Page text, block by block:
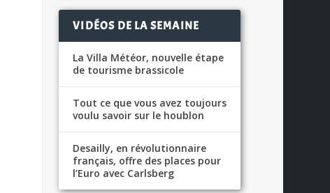
VIDÉOS DE LA SEMAINE
La Villa Météor, nouvelle étape
de tourisme brassicole
Tout ce que vous avez toujours
voulu savoir sur le houblon
Desailly, en révolutionnaire
français, offre des places pour
l’Euro avec Carlsberg